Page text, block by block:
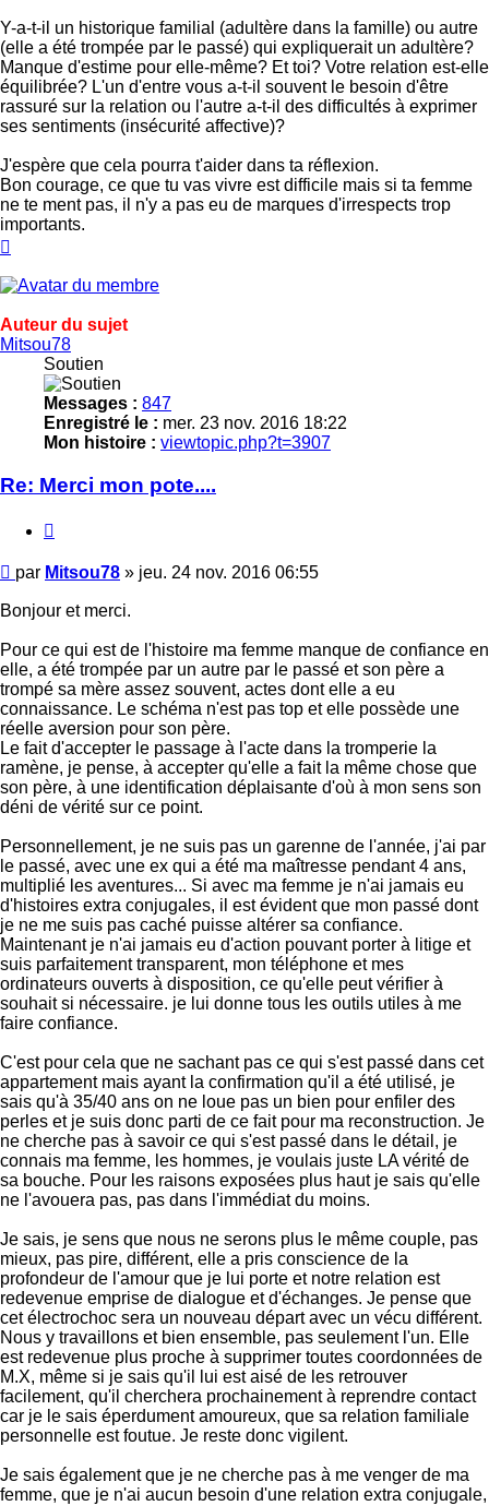
Y-a-t-il un historique familial (adultère dans la famille) ou autre
(elle a été trompée par le passé) qui expliquerait un adultère?
Manque d'estime pour elle-même? Et toi? Votre relation est-elle
équilibrée? L'un d'entre vous a-t-il souvent le besoin d'être
rassuré sur la relation ou l'autre a-t-il des difficultés à exprimer
ses sentiments (insécurité affective)?
J'espère que cela pourra t'aider dans ta réflexion.
Bon courage, ce que tu vas vivre est difficile mais si ta femme
ne te ment pas, il n'y a pas eu de marques d'irrespects trop
importants.
Auteur du sujet
Mitsou78
Soutien
Messages : 847
Enregistré le : mer. 23 nov. 2016 18:22
Mon histoire : viewtopic.php?t=3907
Re: Merci mon pote....
Message
par Mitsou78 » jeu. 24 nov. 2016 06:55
Bonjour et merci.
Pour ce qui est de l'histoire ma femme manque de confiance en
elle, a été trompée par un autre par le passé et son père a
trompé sa mère assez souvent, actes dont elle a eu
connaissance. Le schéma n'est pas top et elle possède une
réelle aversion pour son père.
Le fait d'accepter le passage à l'acte dans la tromperie la
ramène, je pense, à accepter qu'elle a fait la même chose que
son père, à une identification déplaisante d'où à mon sens son
déni de vérité sur ce point.
Personnellement, je ne suis pas un garenne de l'année, j'ai par
le passé, avec une ex qui a été ma maîtresse pendant 4 ans,
multiplié les aventures... Si avec ma femme je n'ai jamais eu
d'histoires extra conjugales, il est évident que mon passé dont
je ne me suis pas caché puisse altérer sa confiance.
Maintenant je n'ai jamais eu d'action pouvant porter à litige et
suis parfaitement transparent, mon téléphone et mes
ordinateurs ouverts à disposition, ce qu'elle peut vérifier à
souhait si nécessaire. je lui donne tous les outils utiles à me
faire confiance.
C'est pour cela que ne sachant pas ce qui s'est passé dans cet
appartement mais ayant la confirmation qu'il a été utilisé, je
sais qu'à 35/40 ans on ne loue pas un bien pour enfiler des
perles et je suis donc parti de ce fait pour ma reconstruction. Je
ne cherche pas à savoir ce qui s'est passé dans le détail, je
connais ma femme, les hommes, je voulais juste LA vérité de
sa bouche. Pour les raisons exposées plus haut je sais qu'elle
ne l'avouera pas, pas dans l'immédiat du moins.
Je sais, je sens que nous ne serons plus le même couple, pas
mieux, pas pire, différent, elle a pris conscience de la
profondeur de l'amour que je lui porte et notre relation est
redevenue emprise de dialogue et d'échanges. Je pense que
cet électrochoc sera un nouveau départ avec un vécu différent.
Nous y travaillons et bien ensemble, pas seulement l'un. Elle
est redevenue plus proche à supprimer toutes coordonnées de
M.X, même si je sais qu'il lui est aisé de les retrouver
facilement, qu'il cherchera prochainement à reprendre contact
car je le sais éperdument amoureux, que sa relation familiale
personnelle est foutue. Je reste donc vigilent.
Je sais également que je ne cherche pas à me venger de ma
femme, que je n'ai aucun besoin d'une relation extra conjugale,